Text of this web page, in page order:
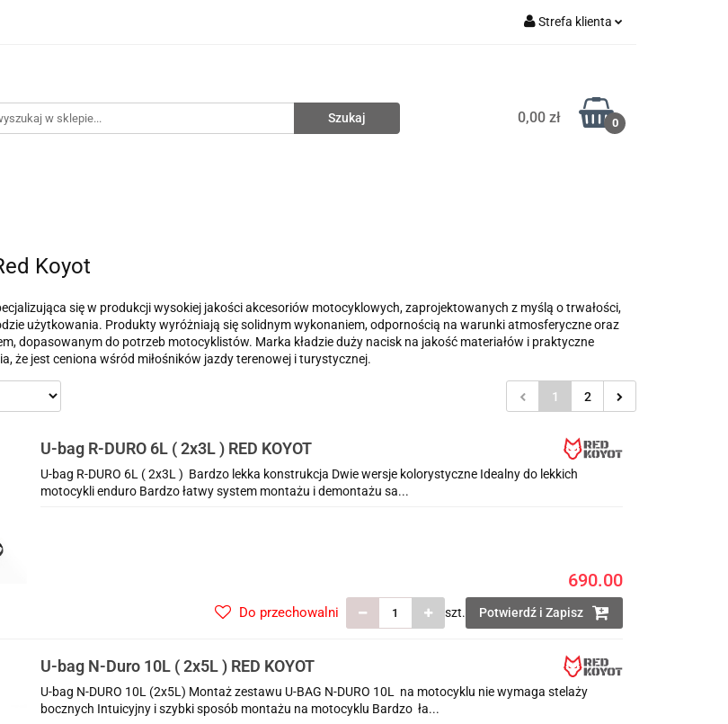
Strefa klienta
Zarejestruj się
Dodaj zgłoszenie
0,00 zł 0
Koyot
się w produkcji wysokiej jakości akcesoriów motocyklowych, zaprojektowanych z myślą o trwałości,
użytkowania. Produkty wyróżniają się solidnym wykonaniem, odpornością na warunki atmosferyczne oraz
dopasowanym do potrzeb motocyklistów. Marka kładzie duży nacisk na jakość materiałów i praktyczne
że jest ceniona wśród miłośników jazdy terenowej i turystycznej.
1 2
U-bag R-DURO 6L ( 2x3L ) RED KOYOT
U-bag R-DURO 6L ( 2x3L ) Bardzo lekka konstrukcja Dwie wersje kolorystyczne Idealny do lekkich
motocykli enduro Bardzo łatwy system montażu i demontażu sa...
690.00
szt. Potwierdź i Zapisz
Do przechowalni
U-bag N-Duro 10L ( 2x5L ) RED KOYOT
U-bag N-DURO 10L (2x5L) Montaż zestawu U-BAG N-DURO 10L na motocyklu nie wymaga stelaży
bocznych Intuicyjny i szybki sposób montażu na motocyklu Bardzo ła...